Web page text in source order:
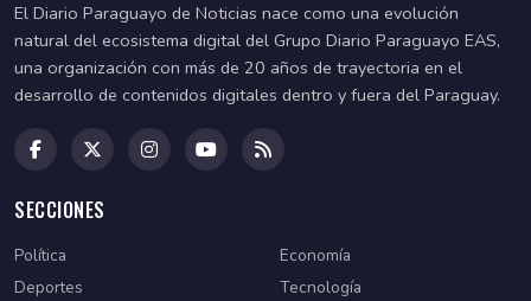
El Diario Paraguayo de Noticias nace como una evolución
natural del ecosistema digital del Grupo Diario Paraguayo EAS,
una organización con más de 20 años de trayectoria en el
desarrollo de contenidos digitales dentro y fuera del Paraguay.
SECCIONES
Política
Economía
Deportes
Tecnología